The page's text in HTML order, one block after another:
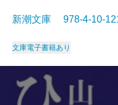
新潮文庫 978-4-10-
文庫電子書籍あり